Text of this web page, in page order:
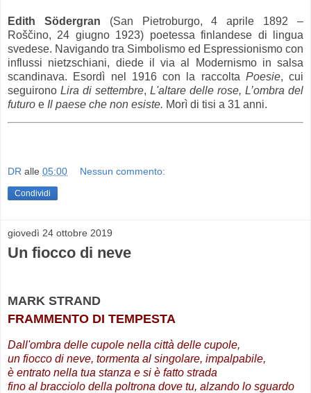
Edith Södergran (San Pietroburgo, 4 aprile 1892 –
Roščino, 24 giugno 1923) poetessa finlandese di lingua
svedese. Navigando tra Simbolismo ed Espressionismo con
influssi nietzschiani, diede il via al Modernismo in salsa
scandinava. Esordì nel 1916 con la raccolta Poesie, cui
seguirono Lira di settembre, L'altare delle rose, L’ombra del
futuro e Il paese che non esiste. Morì di tisi a 31 anni.
DR alle 05:00 Nessun commento:
Condividi
giovedì 24 ottobre 2019
Un fiocco di neve
MARK STRAND
FRAMMENTO DI TEMPESTA
Dall'ombra delle cupole nella città delle cupole,
un fiocco di neve, tormenta al singolare, impalpabile,
è entrato nella tua stanza e si è fatto strada
fino al bracciolo della poltrona dove tu, alzando lo sguardo